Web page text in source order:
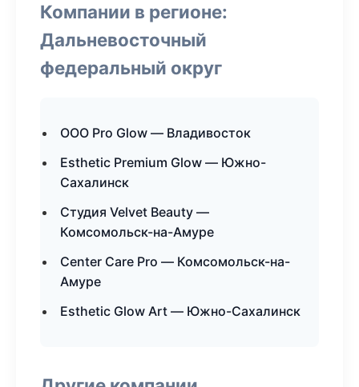
Компании в регионе:
Дальневосточный
федеральный округ
ООО Pro Glow — Владивосток
Esthetic Premium Glow — Южно-
Сахалинск
Студия Velvet Beauty —
Комсомольск-на-Амуре
Center Care Pro — Комсомольск-на-
Амуре
Esthetic Glow Art — Южно-Сахалинск